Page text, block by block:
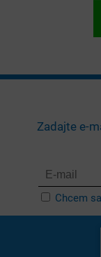
Zadajte e-
Chcem